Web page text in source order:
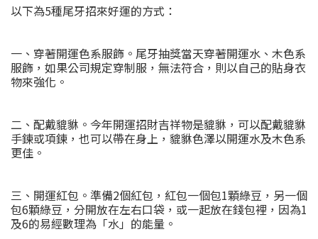
以下為5種尾牙招來好運的方式：
一、穿著開運色系服飾。尾牙抽獎當天穿著開運水、木色系
服飾，如果公司規定穿制服，無法符合，則以自己的貼身衣
物來強化。
二、配戴貔貅。今年開運招財吉祥物是貔貅，可以配戴貔貅
手鍊或項鍊，也可以帶在身上，貔貅色澤以開運水及木色系
更佳。
三、開運紅包。準備2個紅包，紅包一個包1顆綠豆，另一個
包6顆綠豆，分開放在左右口袋，或一起放在錢包裡，因為1
及6的易經數理為「水」的能量。